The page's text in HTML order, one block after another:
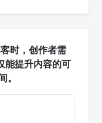
时，创作者需
能提升内容的可